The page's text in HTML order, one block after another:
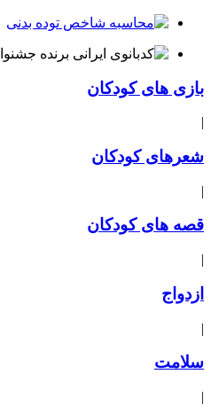
بازی های کودکان
|
شعرهای کودکان
|
قصه های کودکان
|
ازدواج
|
سلامت
|